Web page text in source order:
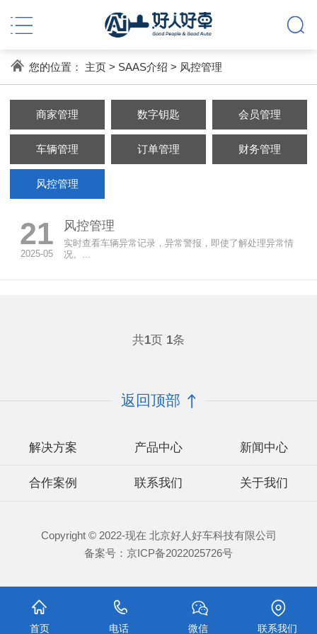
您的位置： 主页> SAAS介绍 > 风控管理
商家管理 数字钥匙 会员管理
车辆管理 订单管理 财务管理
风控管理
21
2025-05
风控管理
实时查看车辆异常记录，异常警报，即使了解处理异常情
况。...
共1页 1条
返回顶部
解决方案 产品中心 新闻中心
合作案例 联系我们 关于我们
Copyright © 2022-现在 北京好人好车科技有限公司
备案号： 京ICP备2022025726号
首页 电话 微信 联系我们